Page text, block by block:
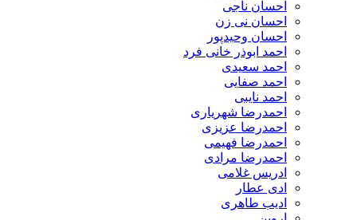
احسان ناجی
احسان نی زن
احسان وحیدپور
احمد ابوذر خانی فرد
احمد سعیدی
احمد صفایی
احمد نایبی
احمدرضا شهریاری
احمدرضا عزیزی
احمدرضا فهیمی
احمدرضا مرادی
ادریس غلامی
ادی عطار
ادیب طاهری